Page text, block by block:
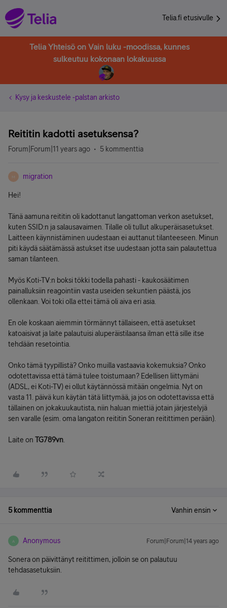
Telia.fi etusivulle
Telia Yhteisö on Vain luku -moodissa, kunnes
sulkeutuu kokonaan lokakuussa
Kysy ja keskustele -palstan arkisto
Reititin kadotti asetuksensa?
Forum|Forum|11 years ago 5 kommenttia
M migration
Hei!
Tänä aamuna reititin oli kadottanut langattoman verkon asetukset,
kuten SSID:n ja salausavaimen. Tilalle oli tullut alkuperäisasetukset.
Laitteen käynnistäminen uudestaan ei auttanut tilanteeseen. Minun
piti käydä säätämässä astukset itse uudestaan jotta sain palautettua
saman tilanteen.
Myös Koti-TV:n boksi tökki todella pahasti - kaukosäätimen
painalluksiin reagointiin vasta useiden sekuntien päästä, jos
ollenkaan. Voi toki olla ettei tämä oli aiva eri asia.
En ole koskaan aiemmin törmännyt tällaiseen, että asetukset
katoaisivat ja laite palautuisi aluperäistilaansa ilman että sille itse
tehdään resetointia.
Onko tämä tyypillistä? Onko muilla vastaavia kokemuksia? Onko
odotettavissa että tämä tulee toistumaan? Edellisen liittymäni
(ADSL, ei Koti-TV) ei ollut käytännössä mitään ongelmia. Nyt on
vasta 11. päivä kun käytän tätä liittymää, ja jos on odotettavissa että
tällainen on jokakuukautista, niin haluan miettiä jotain järjestelyjä
sen varalle (esim. oma langaton reititin Soneran reitittimen perään).
Laite on TG789vn
5 kommenttia Vanhin ensin
A Anonymous Forum|Forum|14 years ago
Sonera on päivittänyt reitittimen, jolloin se on palautuu
tehdasasetuksiin.